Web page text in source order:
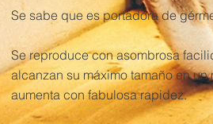
Se sabe que es portadora de
Se reproduce con asombrosa
alcanzan su máximo tamaño en
aumenta con fabulosa rapidez.